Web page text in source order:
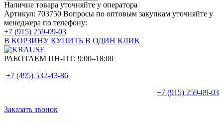
Наличие товара уточняйте у оператора
Артикул: 703750 Вопросы по оптовым закупкам уточняйте у
менеджера по телефону:
+7 (915) 259-09-03
В КОРЗИНУ КУПИТЬ В ОДИН КЛИК
РАБОТАЕМ ПН-ПТ: 9:00–18:00
+7 (495) 532-43-86
+7 (915) 259-09-03
Заказать звонок